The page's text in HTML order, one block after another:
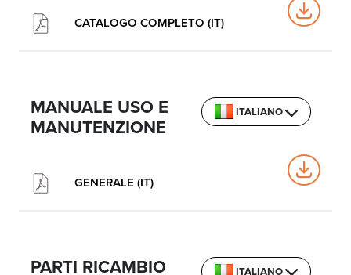
CATALOGO COMPLETO (IT)
MANUALE USO E
MANUTENZIONE
ITALIANO
GENERALE (IT)
PARTI RICAMBIO ITALIANO